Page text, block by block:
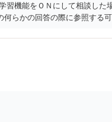
習機能をＯＮにして相談した
何らかの回答の際に参照する
は思えませんし、名誉棄損
われません。 もちろん、誰が
刑事民事の責任に問われるこ